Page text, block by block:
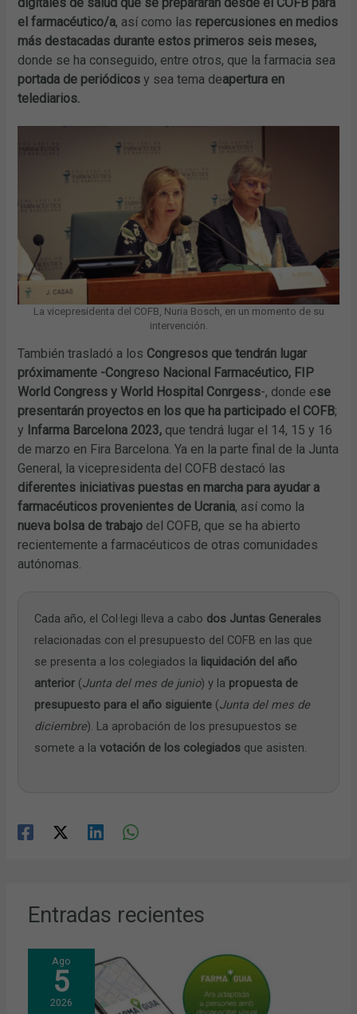
el farmacéutico/a, así como las repercusiones en medios
más destacadas durante estos primeros seis meses,
donde se ha conseguido, entre otros, que la farmacia sea
portada de periódicos y sea tema deapertura en
telediarios.
La vicepresidenta del COFB, Nuria Bosch, en un momento de su
intervención.
También trasladó a los Congresos que tendrán lugar
próximamente -Congreso Nacional Farmacéutico, FIP
World Congress y World Hospital Conrgess-, donde ese
presentarán proyectos en los que ha participado el COFB;
y Infarma Barcelona 2023, que tendrá lugar el 14, 15 y 16
de marzo en Fira Barcelona. Ya en la parte final de la Junta
General, la vicepresidenta del COFB destacó las
diferentes iniciativas puestas en marcha para ayudar a
farmacéuticos provenientes de Ucrania, así como la
nueva bolsa de trabajo del COFB, que se ha abierto
recientemente a farmacéuticos de otras comunidades
autónomas.
Cada año, el Col·legi lleva a cabo dos Juntas Generales
relacionadas con el presupuesto del COFB en las que
se presenta a los colegiados la liquidación del año
anterior (Junta del mes de junio) y la propuesta de
presupuesto para el año siguiente (Junta del mes de
diciembre). La aprobación de los presupuestos se
somete a lavotación de los colegiados que asisten.
Entradas recientes
Ago
5
2026